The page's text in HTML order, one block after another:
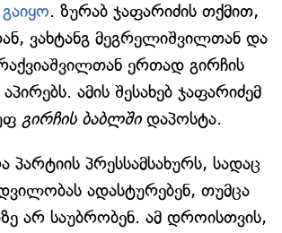
. ზურაბ ჯაფარიძის თქმით,
ვახტანგ მეგრელიშვილთან და
ერთად გირჩის
ამის შესახებ ჯაფარიძემ
გირჩის ბაბლშიდაპოსტა.
პარტიის პრესსამსახურს, სადაც
ადასტურებენ, თუმცა
არ საუბრობენ. ამ დროისთვის,